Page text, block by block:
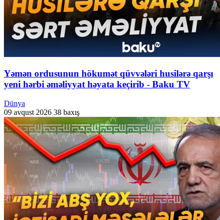
Yəmən ordusunun hökumət qüvvələri husilərə qarşı
yeni hərbi əməliyyat həyata keçirib - Baku TV
Dünya
09 avqust 2026 38 baxış